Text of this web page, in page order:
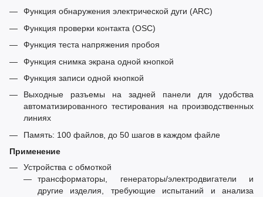
Функция обнаружения электрической дуги (ARC)
Функция проверки контакта (OSC)
Функция теста напряжения пробоя
Функция снимка экрана одной кнопкой
Функция записи одной кнопкой
Выходные разъемы на задней панели для удобства
автоматизированного тестирования на производственных
линиях
Память: 100 файлов, до 50 шагов в каждом файле
Применение
Устройства с обмоткой
трансформаторы, генераторы/электродвигатели и
другие изделия, требующие испытаний и анализа